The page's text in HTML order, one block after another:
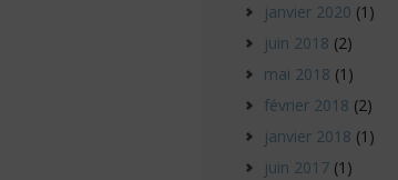
janvier 2020 (1)
juin 2018 (2)
mai 2018 (1)
février 2018 (2)
janvier 2018 (1)
juin 2017 (1)